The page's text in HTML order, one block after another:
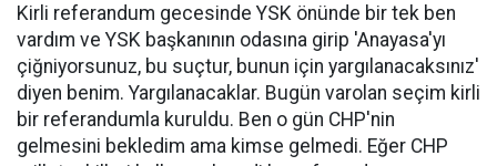
Kirli referandum gecesinde YSK önünde bir tek ben
vardım ve YSK başkanının odasına girip 'Anayasa'yı
çiğniyorsunuz, bu suçtur, bunun için yargılanacaksınız'
diyen benim. Yargılanacaklar. Bugün varolan seçim kirli
bir referandumla kuruldu. Ben o gün CHP'nin
gelmesini bekledim ama kimse gelmedi. Eğer CHP